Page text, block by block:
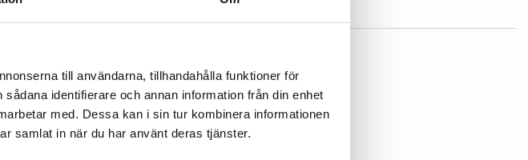
till användarna, tillhandahålla funktioner för
identifierare och annan information från din enhet
med. Dessa kan i sin tur kombinera informationen
samlat in när du har använt deras tjänster.